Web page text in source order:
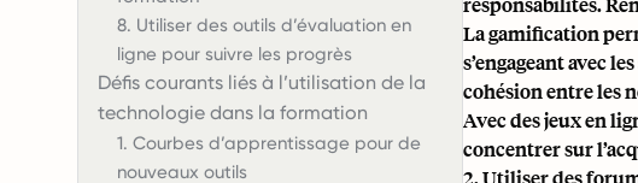
8. Utiliser des outils d’évaluation en
ligne pour suivre les progrès
Défis courants liés à l’utilisation de la
technologie dans la formation
1. Courbes d’apprentissage pour de
nouveaux outils
La gamification
s’engageant avec
cohésion entre les
Avec des jeux en
concentrer sur
2. Utiliser des